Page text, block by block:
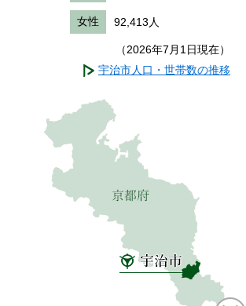
女性 92,413人
（2026年7月1日現在）
宇治市人口・世帯数の推移